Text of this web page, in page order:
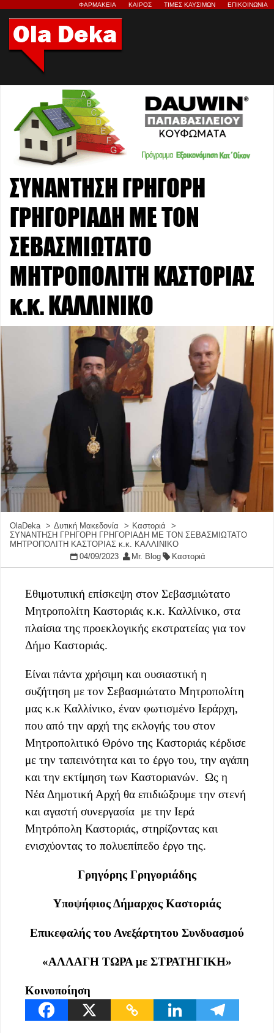
ΦΑΡΜΑΚΕΙΑ ΚΑΙΡΟΣ ΤΙΜΕΣ ΚΑΥΣΙΜΩΝ ΕΠΙΚΟΙΝΩΝΙΑ
ΣΥΝΑΝΤΗΣΗ ΓΡΗΓΟΡΗ
ΓΡΗΓΟΡΙΑΔΗ ΜΕ ΤΟΝ
ΣΕΒΑΣΜΙΩΤΑΤΟ
ΜΗΤΡΟΠΟΛΙΤΗ ΚΑΣΤΟΡΙΑΣ
κ.κ. ΚΑΛΛΙΝΙΚΟ
OlaDeka Δυτική Μακεδονία
Καστοριά
ΣΥΝΑΝΤΗΣΗ ΓΡΗΓΟΡΗ ΓΡΗΓΟΡΙΑΔΗ ΜΕ ΤΟΝ ΣΕΒΑΣΜΙΩΤΑΤΟ
ΜΗΤΡΟΠΟΛΙΤΗ ΚΑΣΤΟΡΙΑΣ κ.κ. ΚΑΛΛΙΝΙΚΟ
04/09/2023
Mr. Blog Καστοριά
Εθιμοτυπική επίσκεψη στον Σεβασμιώτατο
Μητροπολίτη Καστοριάς κ.κ. Καλλίνικο, στα
πλαίσια της προεκλογικής εκστρατείας για τον
Δήμο Καστοριάς.
Είναι πάντα χρήσιμη και ουσιαστική η
συζήτηση με τον Σεβασμιώτατο Μητροπολίτη
μας κ.κ Καλλίνικο, έναν φωτισμένο Ιεράρχη,
που από την αρχή της εκλογής του στον
Μητροπολιτικό Θρόνο της Καστοριάς κέρδισε
με την ταπεινότητα και το έργο του, την αγάπη
και την εκτίμηση των Καστοριανών. Ως η
Νέα Δημοτική Αρχή θα επιδιώξουμε την στενή
και αγαστή συνεργασία με την Ιερά
Μητρόπολη Καστοριάς, στηρίζοντας και
ενισχύοντας το πολυεπίπεδο έργο της.
Γρηγόρης Γρηγοριάδης
Υποψήφιος Δήμαρχος Καστοριάς
Επικεφαλής του Ανεξάρτητου Συνδυασμού
«ΑΛΛΑΓΗ ΤΩΡΑ με ΣΤΡΑΤΗΓΙΚΗ»
Κοινοποίηση